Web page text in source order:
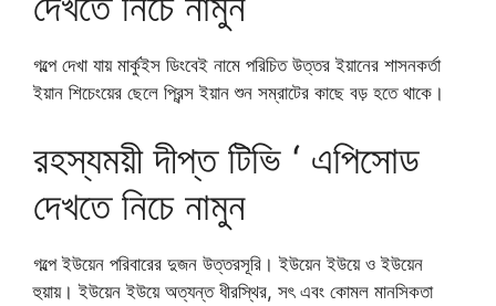
গল্পে দেখা যায় মার্কুইস ডিংবেই নামে পরিচিত উত্তর ইয়ানের শাসনকর্তা
ইয়ান শিচেংয়ের ছেলে প্রিন্স ইয়ান শুন সম্রাটের কাছে বড় হতে থাকে।
রহস্যময়ী দীপ্ত টিভি ‘ এপিসোড
দেখতে নিচে নামুন
গল্পে ইউয়েন পরিবারের দুজন উত্তরসূরি। ইউয়েন ইউয়ে ও ইউয়েন
হুয়ায়। ইউয়েন ইউয়ে অত্যন্ত ধীরস্থির, সৎ এবং কোমল মানসিকতা